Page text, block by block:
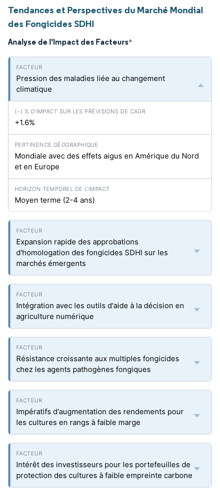
Tendances et Perspectives du Marché Mondial
des Fongicides SDHI
Analyse de l'Impact des Facteurs*
Pression des maladies liée au changement
climatique
+1.6%
Mondiale avec des effets aigus en Amérique du Nord
et en Europe
Moyen terme (2-4 ans)
Expansion rapide des approbations
d'homologation des fongicides SDHI sur les
marchés émergents
Intégration avec les outils d'aide à la décision en
agriculture numérique
Résistance croissante aux multiples fongicides
chez les agents pathogènes fongiques
Impératifs d'augmentation des rendements pour
les cultures en rangs à faible marge
Intérêt des investisseurs pour les portefeuilles de
protection des cultures à faible empreinte carbone